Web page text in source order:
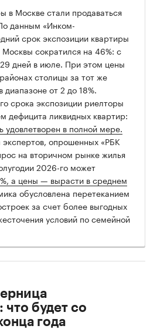
в Москве стали продаваться
данным «Инком-
срок экспозиции квартиры
сократился на 46%: с
дней в июле. При этом цены
столицы за тот же
от 2 до 18%.
срока экспозиции риелторы
дефицита ликвидных квартир:
в полной мере.
опрошенных «РБК
на вторичном рынке жилья
2026-го может
а цены — вырасти в среднем
обусловлена перетеканием
за счет более выгодных
условий по семейной
будет со
года